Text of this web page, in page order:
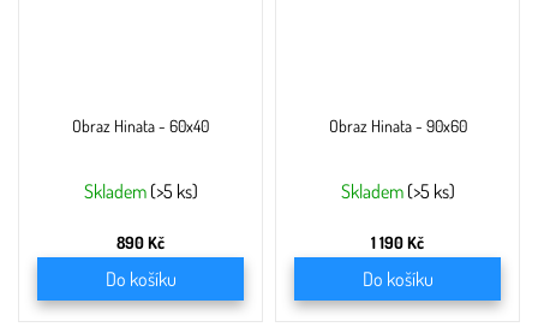
Obraz Hinata - 60x40
Skladem (>5 ks)
890 Kč
Do košíku
Obraz Hinata - 90x60
Skladem (>5 ks)
1 190 Kč
Do košíku